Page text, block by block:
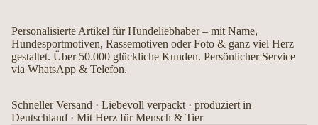
Personalisierte Artikel für Hundeliebhaber – mit Name,
Hundesportmotiven, Rassemotiven oder Foto & ganz viel Herz
gestaltet. Über 50.000 glückliche Kunden. Persönlicher Service
via WhatsApp & Telefon.
Schneller Versand · Liebevoll verpackt · produziert in
Deutschland · Mit Herz für Mensch & Tier